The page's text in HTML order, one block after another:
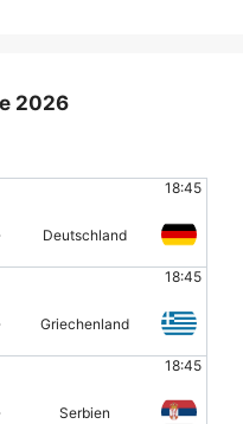
2026
18:45
Deutschland
18:45
Griechenland
18:45
Serbien